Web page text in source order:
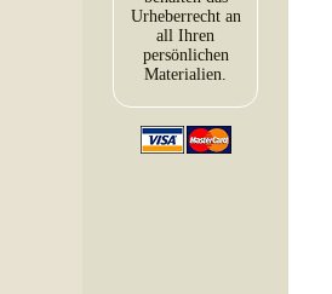
Urheberrecht an
all Ihren
persönlichen
Materialien.